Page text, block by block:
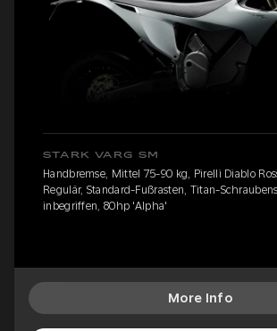
STARK VARG SM
Handbremse, Mittel 75-90 kg, Pirelli Diablo
Regulär, Standard-Fußrasten, Titan-
inbegriffen, 80hp 'Alpha'
More Info